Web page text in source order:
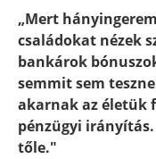
„Mert
családokat nézek
bankárok
semmit sem
akarnak az életük
pénzügyi
tőle."